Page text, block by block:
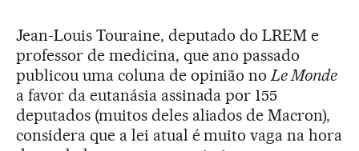
Jean-Louis Touraine, deputado do LREM e
professor de medicina, que ano passado
publicou uma coluna de opinião noLe Monde
a favor da eutanásia assinada por 155
deputados (muitos deles aliados de Macron),
considera que a lei atual é muito vaga na hora